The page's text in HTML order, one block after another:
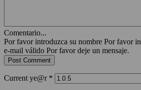
Comentario...
Por favor introduzca su nombre Por favor
e-mail válido Por favor deje un mensaje.
Current ye@r *